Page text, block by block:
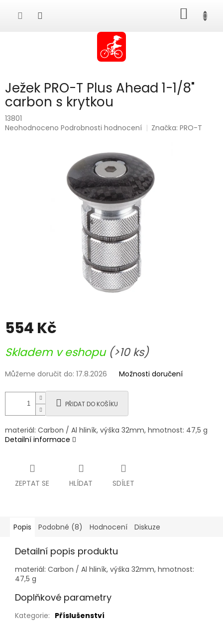
KOŠÍK
Ježek PRO-T Plus Ahead 1-1/8"
carbon s krytkou
13801
Průměrné
Neohodnoceno Podrobnosti hodnocení Značka:PRO-T
554 Kč
cena:
Skladem v eshopu (>10 ks)
Můžeme doručit do: 17.8.2026 Možnosti doručení
PŘIDAT DO KOŠÍKU
materiál: Carbon / Al hliník, výška 32mm, hmotnost: 47,5 g
Detailní informace
ZEPTAT SE HLÍDAT SDÍLET
Popis Podobné (8) Hodnocení Diskuze
Detailní popis produktu
materiál: Carbon / Al hliník, výška 32mm, hmotnost:
47,5 g
Doplňkové parametry
Kategorie: Příslušenství